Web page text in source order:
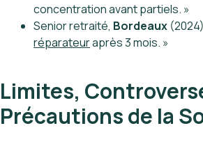
concentration avant partiels. »
Senior retraité, Bordeaux
réparateuraprès 3 mois. »
Limites,
Précautions de la